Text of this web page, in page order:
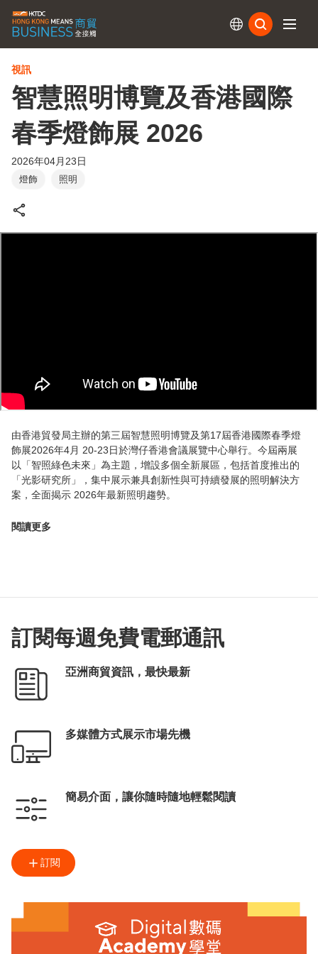
視訊
智慧照明博覽及香港國際
春季燈飾展 2026
2026年04月23日
燈飾 照明
由香港貿發局主辦的第三屆智慧照明博覽及第17屆香港國際春季燈
飾展2026年4月 20-23日於灣仔香港會議展覽中心舉行。今屆兩展
以「智照綠色未來」為主題，增設多個全新展區，包括首度推出的
「光影研究所」，集中展示兼具創新性與可持續發展的照明解決方
案，全面揭示 2026年最新照明趨勢。
閱讀更多
訂閱每週免費電郵通訊
亞洲商貿資訊，最快最新
多媒體方式展示市場先機
簡易介面，讓你隨時隨地輕鬆閱讀
訂閱